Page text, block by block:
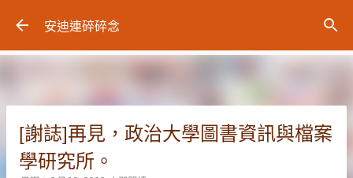
安迪連碎碎念
[謝誌]再見，政治大學圖書資訊與檔案
學研究所。